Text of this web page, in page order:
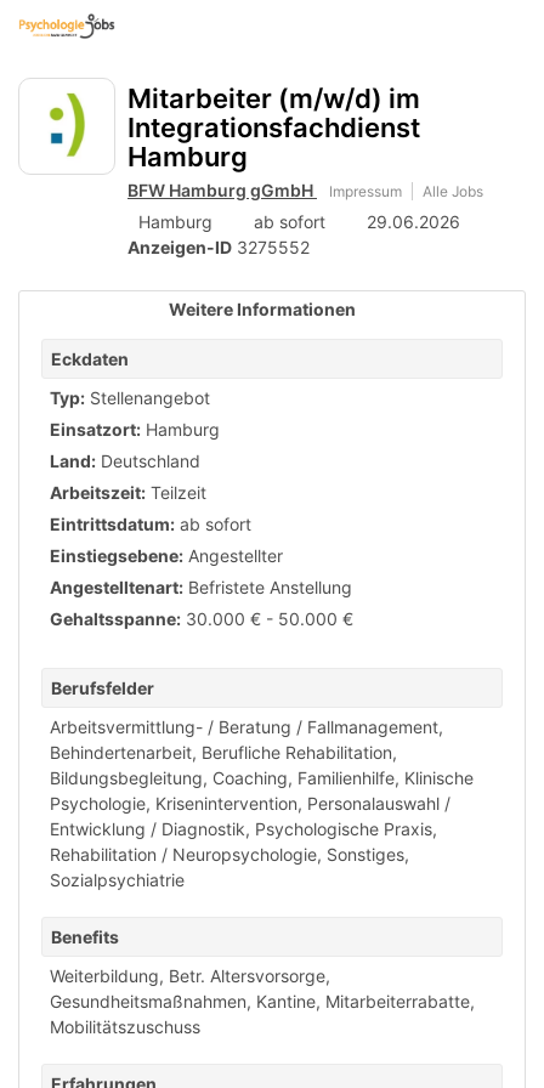
Accessibility
Modus
Navigation
Inhalt
von
mobilem
Endgerät
aus
Mitarbeiter (m/w/d) im
Integrationsfachdienst
Hamburg
BFW Hamburg gGmbH Impressum Alle Jobs
Hamburg ab sofort
29.06.2026
Anzeigen-ID 3275552
Weitere Informationen
Eckdaten
Typ: Stellenangebot
Einsatzort: Hamburg
Land: Deutschland
Arbeitszeit: Teilzeit
Eintrittsdatum: ab sofort
Einstiegsebene: Angestellter
Angestelltenart: Befristete Anstellung
Gehaltsspanne: 30.000 € - 50.000 €
Berufsfelder
Arbeitsvermittlung- / Beratung / Fallmanagement,
Behindertenarbeit, Berufliche Rehabilitation,
Bildungsbegleitung, Coaching, Familienhilfe, Klinische
Psychologie, Krisenintervention, Personalauswahl /
Entwicklung / Diagnostik, Psychologische Praxis,
Rehabilitation / Neuropsychologie, Sonstiges,
Sozialpsychiatrie
Benefits
Weiterbildung, Betr. Altersvorsorge,
Gesundheitsmaßnahmen, Kantine, Mitarbeiterrabatte,
Mobilitätszuschuss
Erfahrungen